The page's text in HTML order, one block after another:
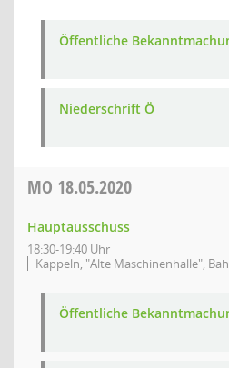
Öffentliche
Niederschrift Ö
MO 18.05.2020
Hauptausschuss
18:30-19:40 Uhr
Kappeln, "Alte Maschinenhalle",
Öffentliche